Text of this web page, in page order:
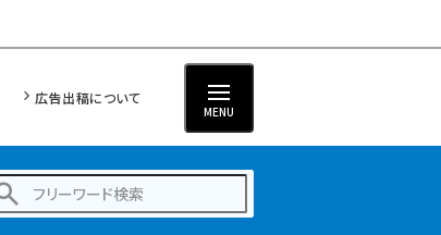
広告出稿について
MENU